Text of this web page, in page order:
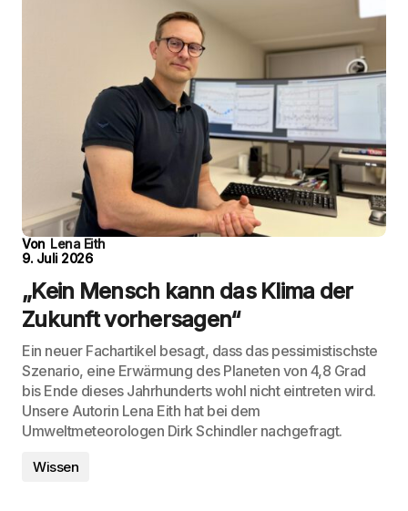
Von Lena Eith
9. Juli 2026
„Kein Mensch kann das Klima der
Zukunft vorhersagen“
Ein neuer Fachartikel besagt, dass das pessimistischste
Szenario, eine Erwärmung des Planeten von 4,8 Grad
bis Ende dieses Jahrhunderts wohl nicht eintreten wird.
Unsere Autorin Lena Eith hat bei dem
Umweltmeteorologen Dirk Schindler nachgefragt.
Wissen